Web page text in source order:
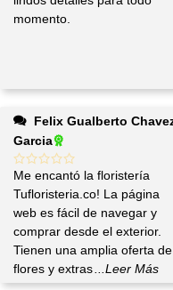
momento.
Garcia
Me encantó la floristería
Tufloristeria.co! La página
web es fácil de navegar y
comprar desde el exterior.
Tienen una amplia oferta de
flores y extras
...Leer Más